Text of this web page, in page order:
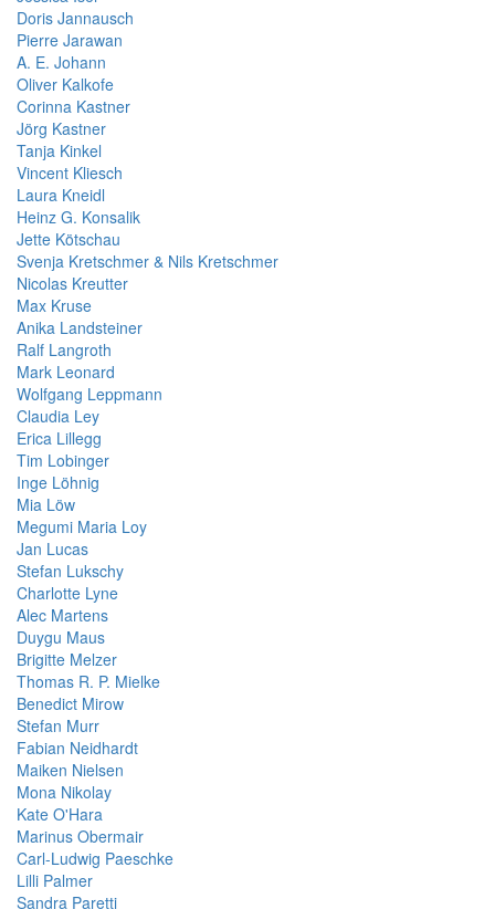
Doris Jannausch
Pierre Jarawan
A. E. Johann
Oliver Kalkofe
Corinna Kastner
Jörg Kastner
Tanja Kinkel
Vincent Kliesch
Laura Kneidl
Heinz G. Konsalik
Jette Kötschau
Svenja Kretschmer & Nils Kretschmer
Nicolas Kreutter
Max Kruse
Anika Landsteiner
Ralf Langroth
Mark Leonard
Wolfgang Leppmann
Claudia Ley
Erica Lillegg
Tim Lobinger
Inge Löhnig
Mia Löw
Megumi Maria Loy
Jan Lucas
Stefan Lukschy
Charlotte Lyne
Alec Martens
Duygu Maus
Brigitte Melzer
Thomas R. P. Mielke
Benedict Mirow
Stefan Murr
Fabian Neidhardt
Maiken Nielsen
Mona Nikolay
Kate O'Hara
Marinus Obermair
Carl-Ludwig Paeschke
Lilli Palmer
Sandra Paretti